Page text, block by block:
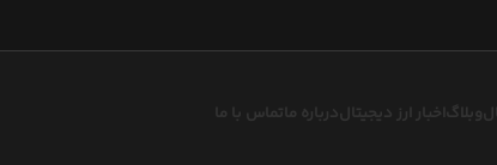
وبلاگ اخبار ارز دیجیتالدرباره ماتماس با ما